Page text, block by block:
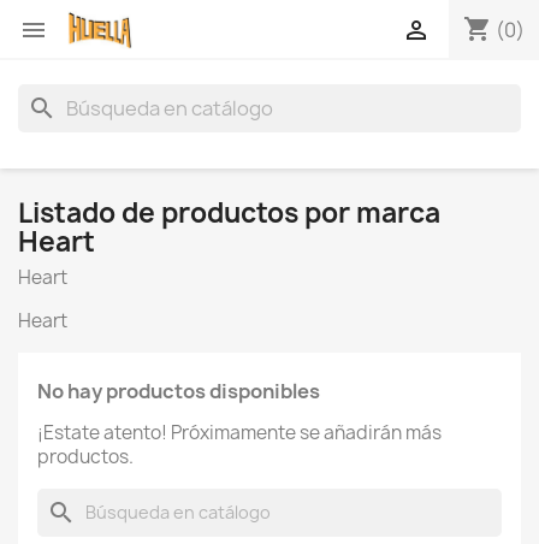
 shopping_cart (0)

search
Listado de productos por marca
Heart
Heart
Heart
No hay productos disponibles
¡Estate atento! Próximamente se añadirán más
productos.
search